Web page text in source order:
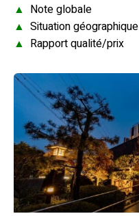
▲ Note globale
▲ Situation géographique
▲ Rapport qualité/prix